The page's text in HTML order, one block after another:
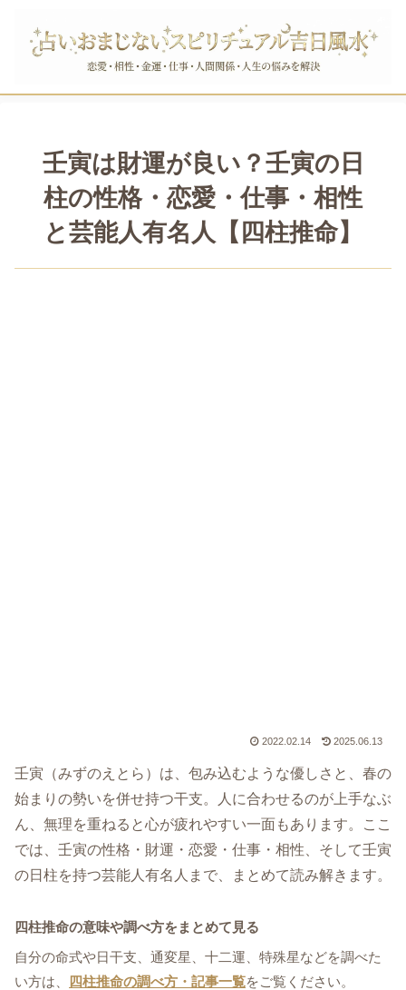
壬寅は財運が良い？壬寅の日
柱の性格・恋愛・仕事・相性
と芸能人有名人【四柱推命】
2022.02.14 2025.06.13
壬寅（みずのえとら）は、包み込むような優しさと、春の
始まりの勢いを併せ持つ干支。人に合わせるのが上手なぶ
ん、無理を重ねると心が疲れやすい一面もあります。ここ
では、壬寅の性格・財運・恋愛・仕事・相性、そして壬寅
の日柱を持つ芸能人有名人まで、まとめて読み解きます。
四柱推命の意味や調べ方をまとめて見る
自分の命式や日干支、通変星、十二運、特殊星などを調べた
い方は、
四柱推命の調べ方・記事一覧をご覧ください。